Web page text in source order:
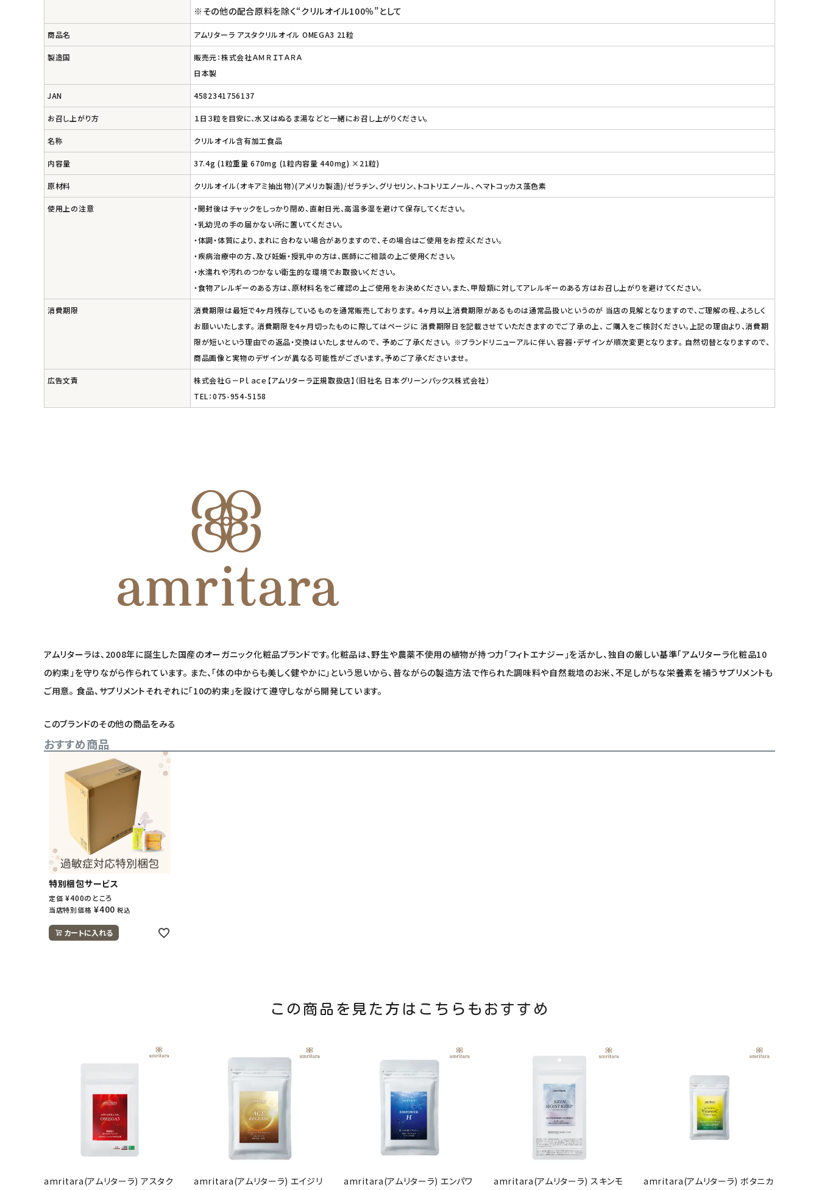
アカウント情報
ようこそ ゲスト 様
ログイン
※その他の配合原料を除く“クリルオイル100％”として
商品名 アムリターラ アスタクリルオイル OMEGA3 21粒
製造国
販売元：株式会社ＡＭＲＩＴＡＲＡ
日本製
JAN 4582341756137
お召し上がり方 １日３粒を目安に、水又はぬるま湯などと一緒にお召し上がりください。
名称 クリルオイル含有加工食品
内容量 37.4g (1粒重量 670mg (1粒内容量 440mg) ×21粒)
原材料 クリルオイル（オキアミ抽出物）(アメリカ製造)/ゼラチン、グリセリン、トコトリエノール、ヘマトコッカス藻色素
使用上の注意
・開封後はチャックをしっかり閉め、直射日光、高温多湿を避けて保存してください。
・乳幼児の手の届かない所に置いてください。
・体調・体質により、まれに合わない場合がありますので、その場合はご使用をお控えください。
・疾病治療中の方、及び妊娠・授乳中の方は、医師にご相談の上ご使用ください。
・水濡れや汚れのつかない衛生的な環境でお取扱いください。
・食物アレルギーのある方は、原材料名をご確認の上ご使用をお決めください。また、甲殻類に対してアレルギーのある方はお召し上がりを避けてください。
消費期限
消費期限は最短で4ヶ月残存しているものを通常販売しております。 4ヶ月以上消費期限があるものは通常品扱いというのが 当店の見解となりますので、ご理解の程、よろしく
お願いいたします。 消費期限を4ヶ月切ったものに際してはページに 消費期限日を記載させていただきますのでご了承の上、 ご購入をご検討ください。上記の理由より、消費期
限が短いという理由での返品・交換はいたしませんので、 予めご了承ください。 ※ブランドリニューアルに伴い、容器・デザインが順次変更となります。 自然切替となりますので、
商品画像と実物のデザインが異なる可能性がございます。予めご了承くださいませ。
広告文責
株式会社Ｇ－Ｐｌａｃｅ【アムリターラ正規取扱店】（旧社名 日本グリーンパックス株式会社）
TEL：075-954-5158
アムリターラは、2008年に誕生した国産のオーガニック化粧品ブランドです。化粧品は、野生や農薬不使用の植物が持つ力「フィトエナジー」を活かし、独自の厳しい基準「アムリターラ化粧品10
の約束」を守りながら作られています。 また、「体の中からも美しく健やかに」という思いから、昔ながらの製造方法で作られた調味料や自然栽培のお米、不足しがちな栄養素を補うサプリメントも
ご用意。 食品、サプリメントそれぞれに「10の約束」を設けて遵守しながら開発しています。
このブランドのその他の商品をみる
おすすめ商品
特別梱包サービス
定価 ¥400のところ
当店特別価格 ¥400 税込
カートに入れる
この商品を見た方はこちらもおすすめ
amritara(アムリターラ) アスタク
amritara(アムリターラ) エイジリ
amritara(アムリターラ) エンパワ
amritara(アムリターラ) スキンモ
amritara(アムリターラ) ボタニカ